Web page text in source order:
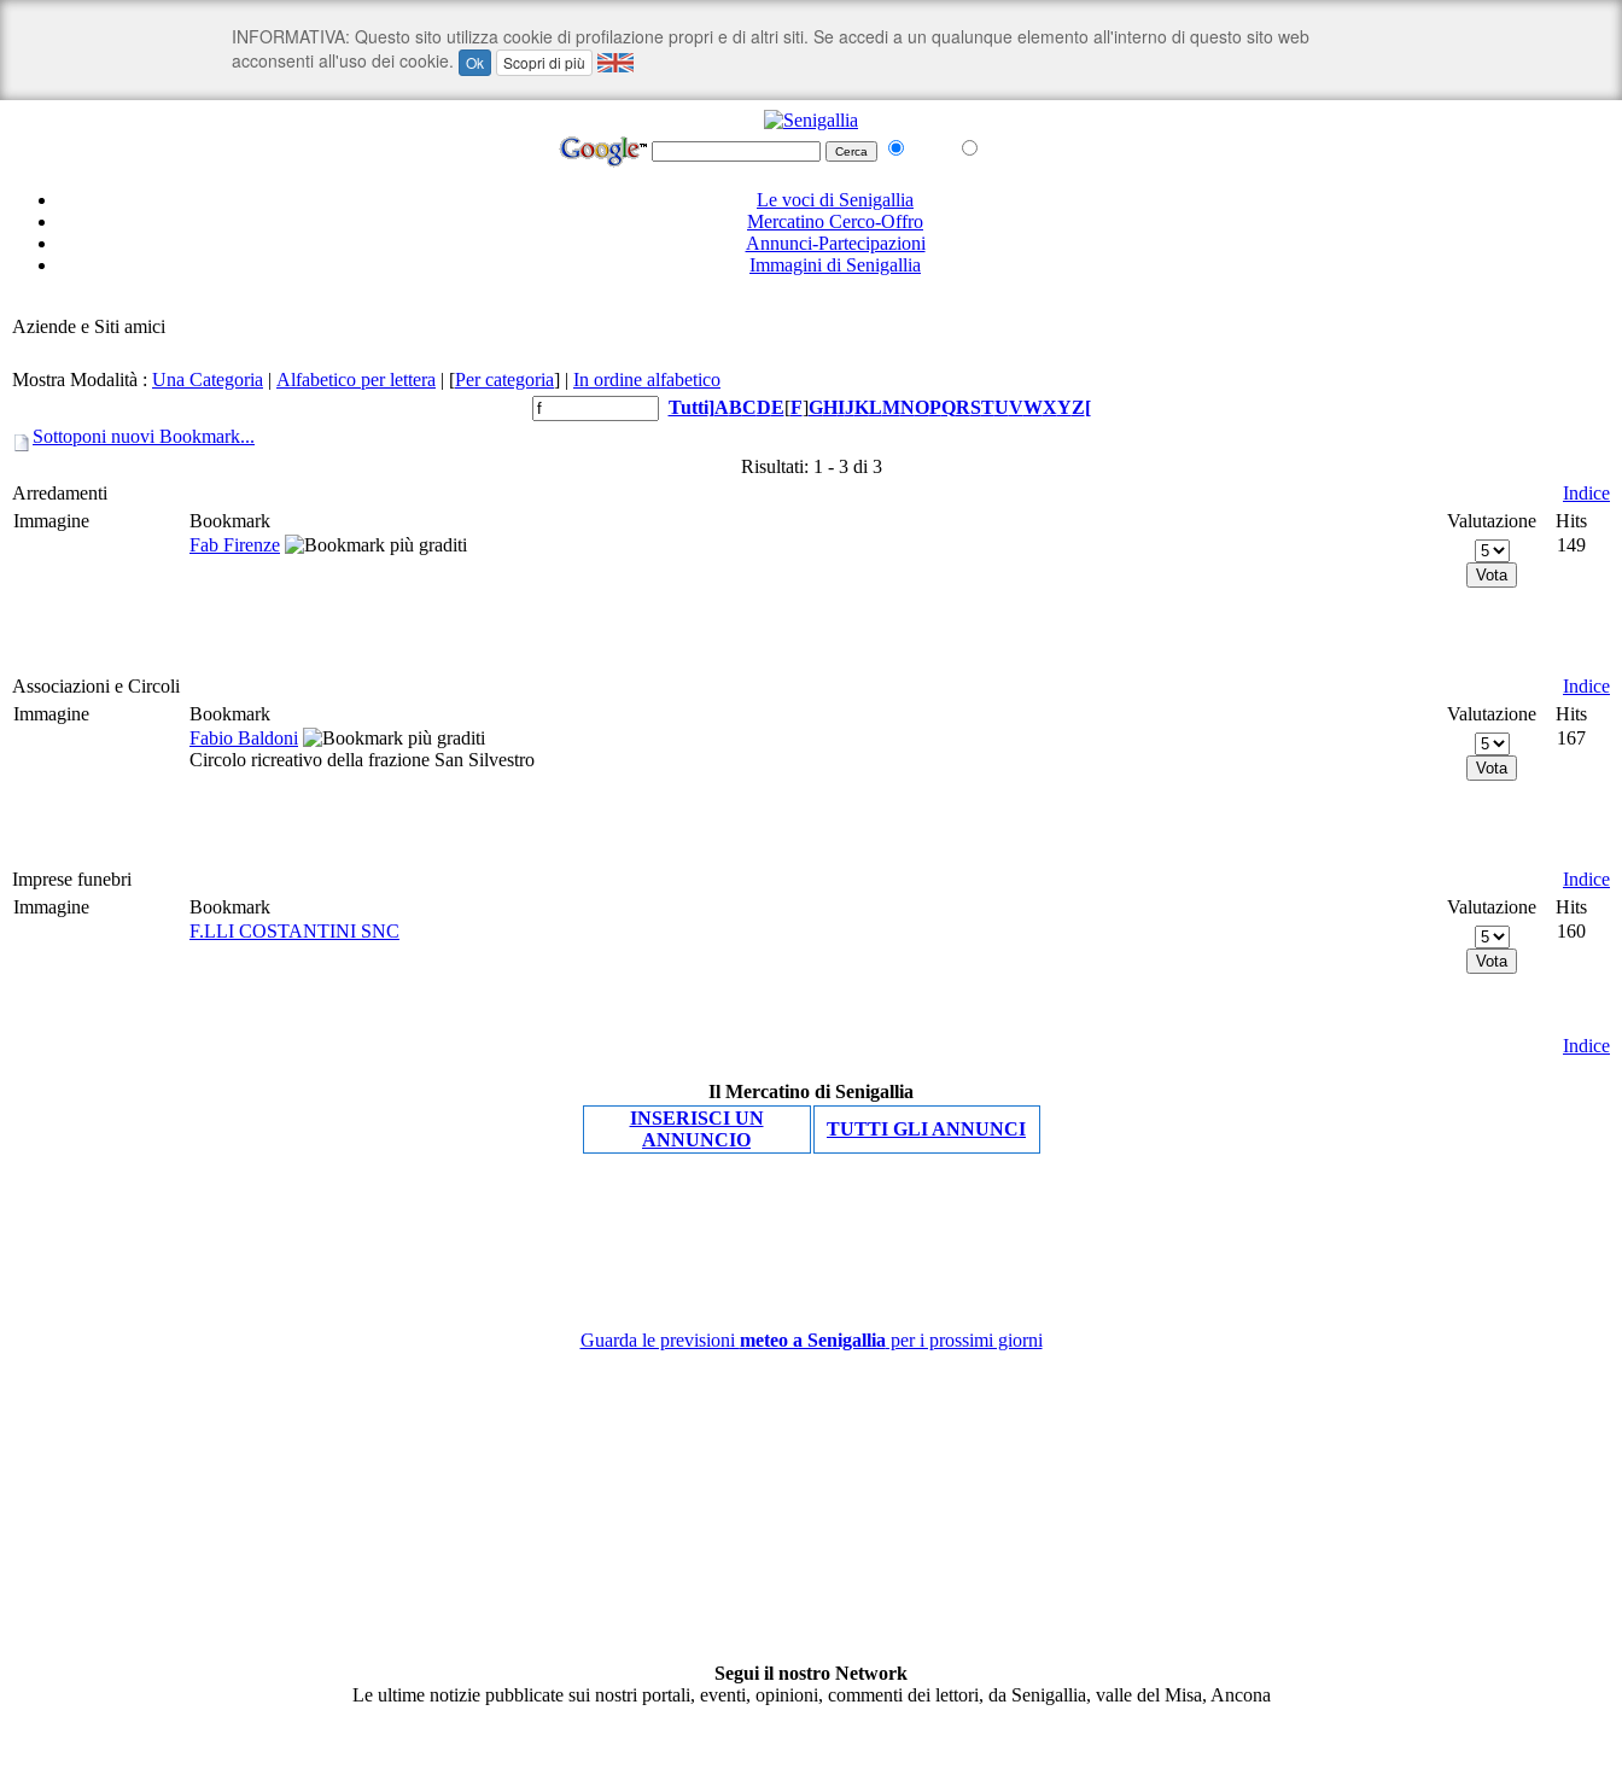
Le voci di Senigallia
Mercatino Cerco-Offro
Annunci-Partecipazioni
Immagini di Senigallia
Aziende e Siti amici
Mostra Modalità : Una Categoria | Alfabetico per lettera | [Per categoria] | In ordine alfabetico
Tutti]ABCDE[F]GHIJKLMNOPQRSTUVWXYZ[
Sottoponi nuovi Bookmark...
Risultati: 1 - 3 di 3
Arredamenti
Indice
Immagine
Bookmark Valutazione
Hits
Fab Firenze
149
Associazioni e Circoli
Indice
Immagine
Bookmark Valutazione
Hits
Fabio Baldoni
Circolo ricreativo della frazione San Silvestro
167
Imprese funebri
Indice
Immagine
Bookmark Valutazione
Hits
F.LLI COSTANTINI SNC
160
Indice
Il Mercatino di Senigallia
INSERISCI UN
ANNUNCIO
TUTTI GLI ANNUNCI
Guarda le previsioni meteo a Senigallia per i prossimi giorni
Segui il nostro Network
Le ultime notizie pubblicate sui nostri portali, eventi, opinioni, commenti dei lettori, da Senigallia, valle del Misa, Ancona